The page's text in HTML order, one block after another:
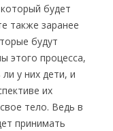
будет
также заранее
будут
этого процесса,
у них дети, и
их
тело. Ведь в
принимать